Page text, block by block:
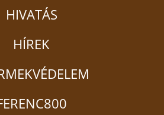
HIVATÁS
HÍREK